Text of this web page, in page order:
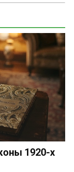
1920-х